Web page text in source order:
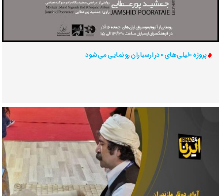
پروژه «لیلی‌های» در ارسباران رونمایی می‌شود